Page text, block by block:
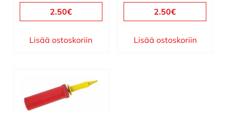
2.50€
Lisää ostoskoriin
2.50€
Lisää ostoskoriin